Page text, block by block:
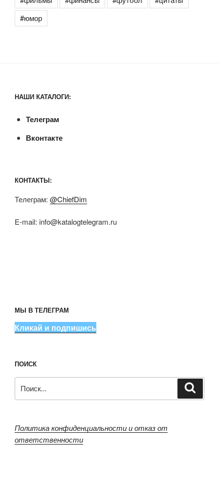
#юмор
НАШИ КАТАЛОГИ:
Телеграм
Вконтакте
КОНТАКТЫ:
Телеграм: @ChiefDim
E-mail: info@katalogtelegram.ru
МЫ В ТЕЛЕГРАМ
Кликай и подпишись
ПОИСК
Политика конфиденциальности и отказ от
ответственности